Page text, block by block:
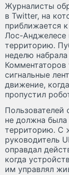
Журналисты
в Twitter, на
приближается
Лос-Анджелесе
территорию.
неделю
Комментаторов
сигнальные
движение,
пропустил
не должна
территорию. С
руководитель
оправдал
когда
им управлял